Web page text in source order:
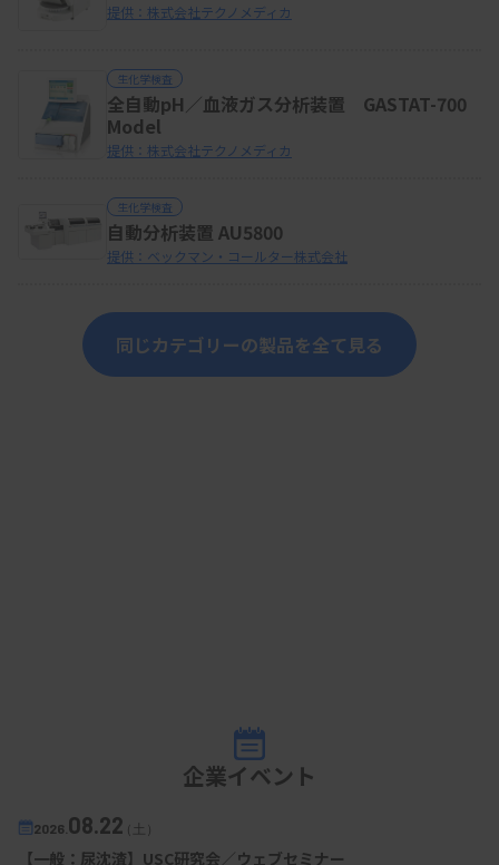
提供：株式会社テクノメディカ
生化学検査
全自動pH／血液ガス分析装置 GASTAT-700
Model
提供：株式会社テクノメディカ
生化学検査
自動分析装置 AU5800
提供：ベックマン・コールター株式会社
同じカテゴリーの製品を全て見る
企業イベント
2026. 08.22（土）
【一般：尿沈渣】USC研究会／ウェブセミナー